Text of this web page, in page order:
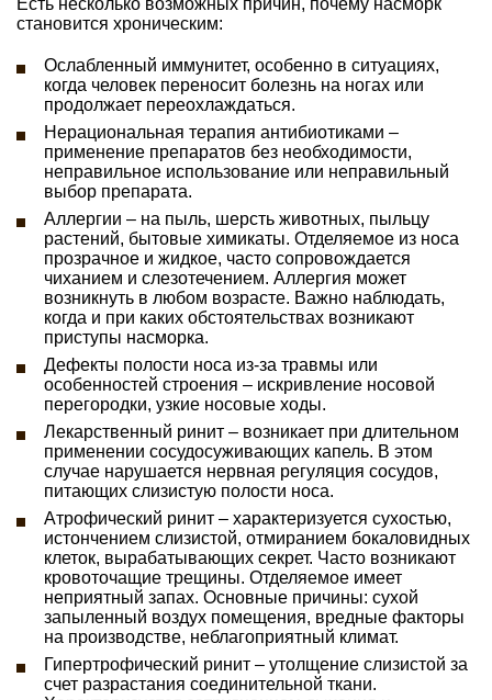
Есть несколько возможных причин, почему насморк
становится хроническим:
Ослабленный иммунитет, особенно в ситуациях,
когда человек переносит болезнь на ногах или
продолжает переохлаждаться.
Нерациональная терапия антибиотиками –
применение препаратов без необходимости,
неправильное использование или неправильный
выбор препарата.
Аллергии – на пыль, шерсть животных, пыльцу
растений, бытовые химикаты. Отделяемое из носа
прозрачное и жидкое, часто сопровождается
чиханием и слезотечением. Аллергия может
возникнуть в любом возрасте. Важно наблюдать,
когда и при каких обстоятельствах возникают
приступы насморка.
Дефекты полости носа из-за травмы или
особенностей строения – искривление носовой
перегородки, узкие носовые ходы.
Лекарственный ринит – возникает при длительном
применении сосудосуживающих капель. В этом
случае нарушается нервная регуляция сосудов,
питающих слизистую полости носа.
Атрофический ринит – характеризуется сухостью,
истончением слизистой, отмиранием бокаловидных
клеток, вырабатывающих секрет. Часто возникают
кровоточащие трещины. Отделяемое имеет
неприятный запах. Основные причины: сухой
запыленный воздух помещения, вредные факторы
на производстве, неблагоприятный климат.
Гипертрофический ринит – утолщение слизистой за
счет разрастания соединительной ткани.